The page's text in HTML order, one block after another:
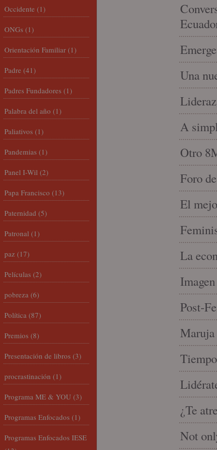
Una
A
Otro
Foro
El
La
Post-
Maruja
¿Te
Not
Occidente (1)
ONGs (1)
Orientación Familiar (1)
Padre (41)
Padres Fundadores (1)
Palabra del año (1)
Paliativos (1)
Pandemias (1)
Panel I-Wil (2)
Papa Francisco (13)
Paternidad (5)
Patronal (1)
paz (17)
Películas (2)
pobreza (6)
Política (87)
Premios (8)
Presentación de libros (3)
procrastinación (1)
Programa ME & YOU (3)
Programas Enfocados (1)
Programas Enfocados IESE